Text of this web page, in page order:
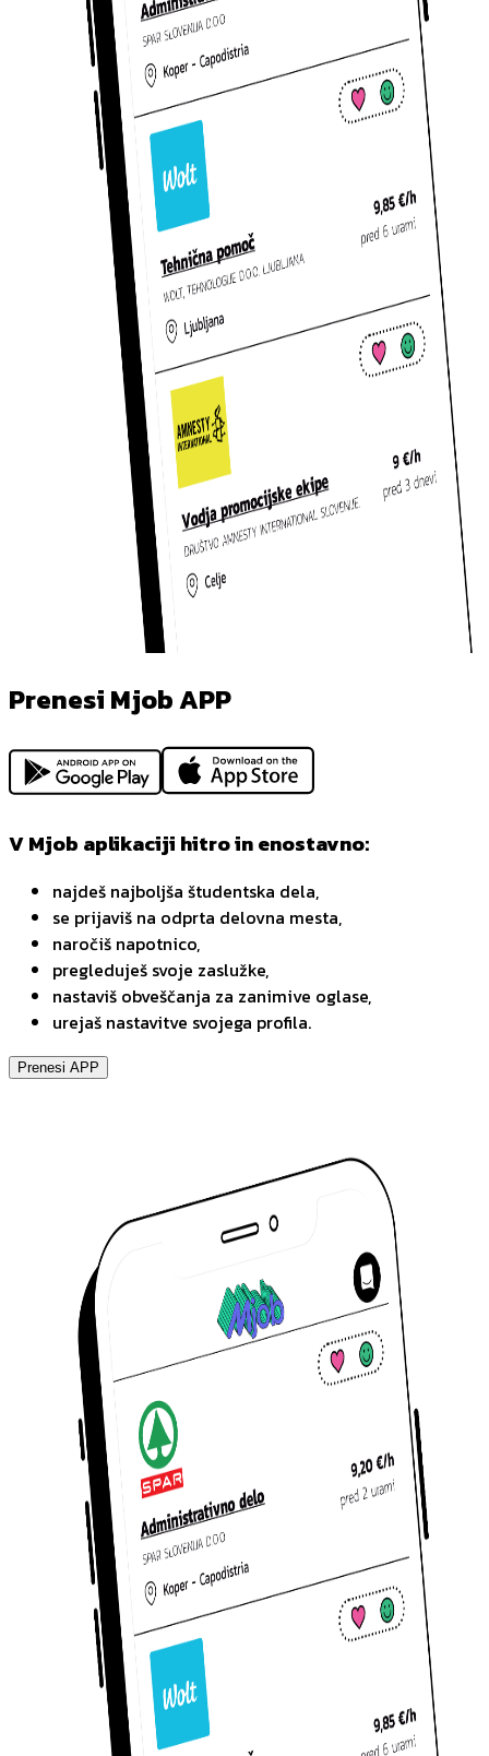
Prenesi Mjob APP
V Mjob aplikaciji hitro in enostavno:
najdeš najboljša študentska dela,
se prijaviš na odprta delovna mesta,
naročiš napotnico,
pregleduješ svoje zaslužke,
nastaviš obveščanja za zanimive oglase,
urejaš nastavitve svojega profila.
Prenesi APP